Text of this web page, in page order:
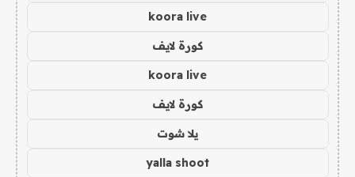
koora live
كورة لايف
koora live
كورة لايف
يلا شوت
yalla shoot